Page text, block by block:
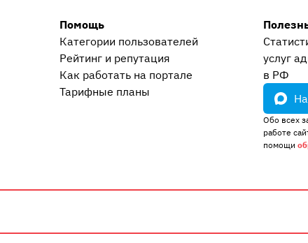
Помощь
Категории пользователей
Рейтинг и репутация
Как работать на портале
Тарифные планы
услуг
в РФ
Обо всех
работе
помощи